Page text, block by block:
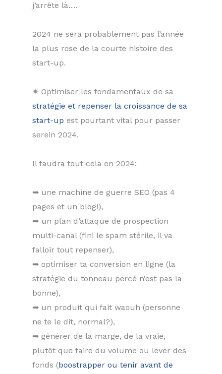
j’arrête là….
2024 ne sera probablement pas l’année
la plus rose de la courte histoire des
start-up.
✴ Optimiser les fondamentaux de sa
stratégie et repenser la croissance de sa
start-up est pourtant vital pour passer
serein 2024.
Il faudra tout cela en 2024:
➡ une machine de guerre SEO (pas 4
pages et un blog!),
➡ un plan d’attaque de prospection
multi-canal (fini le spam stérile, il va
falloir tout repenser),
➡ optimiser ta conversion en ligne (la
stratégie du tonneau percé n’est pas la
bonne),
➡ un produit qui fait waouh (personne
ne te le dit, normal?),
➡ générer de la marge, de la vraie,
plutôt que faire du volume ou lever des
fonds (boostrapper ou tenir avant de